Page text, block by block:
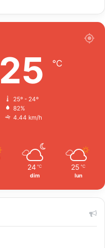
25 ℃
25º - 24º
82%
4.44 km/h
24 ℃
dim
25 ℃
lun